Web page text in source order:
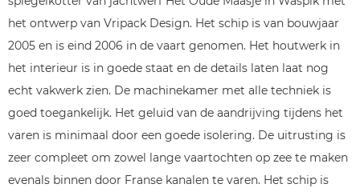
het ontwerp van Vripack Design. Het schip is van bouwjaar
2005 en is eind 2006 in de vaart genomen. Het houtwerk in
het interieur is in goede staat en de details laten laat nog
echt vakwerk zien. De machinekamer met alle techniek is
goed toegankelijk. Het geluid van de aandrijving tijdens het
varen is minimaal door een goede isolering. De uitrusting is
zeer compleet om zowel lange vaartochten op zee te maken
evenals binnen door Franse kanalen te varen. Het schip is